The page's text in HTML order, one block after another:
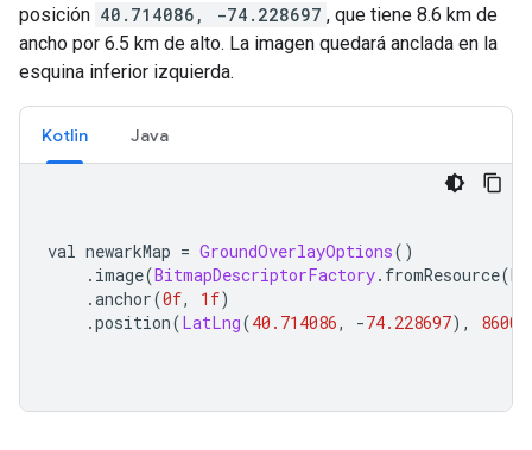
posición 40.714086, -74.228697 , que tiene 8.6 km de
ancho por 6.5 km de alto. La imagen quedará anclada en la
esquina inferior izquierda.
Kotlin Java
val newarkMap = GroundOverlayOptions()
. image(BitmapDescriptorFactory. fromResource(R
.anchor(0f, 1f)
.position(LatLng(40.714086, -74.228697), 8600f